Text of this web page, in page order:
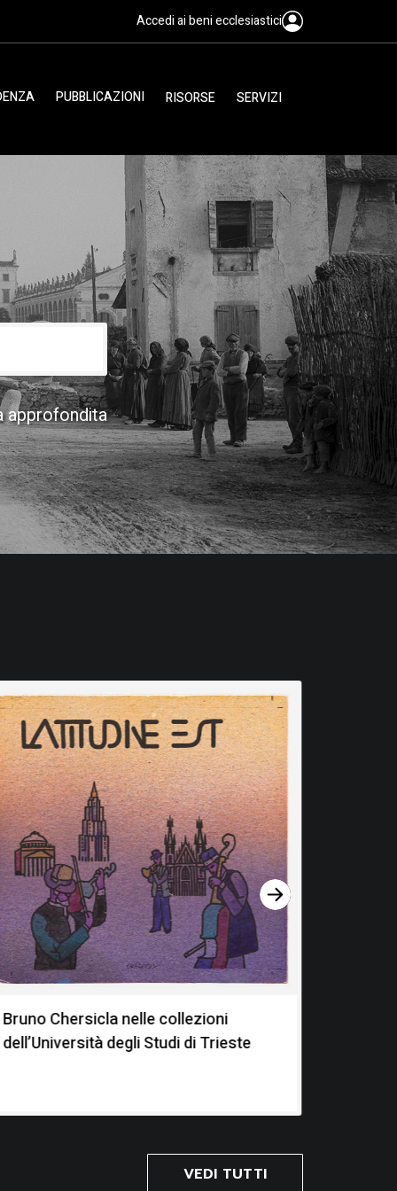
Accedi ai beni ecclesiastici
PUBBLICAZIONI RISORSE SERVIZI
approfondita
Bruno Chersicla nelle collezioni
dell’Università degli Studi di Trieste
VEDI TUTTI